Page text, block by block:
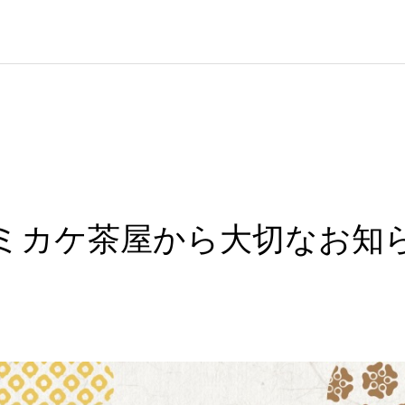
カケ茶屋から大切なお知